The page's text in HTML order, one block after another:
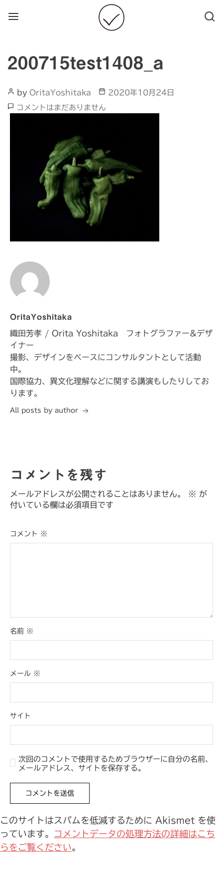
Menu Search
200715test1408_a
PostbyOritaYoshitaka
Post2020年10月24日
200715test1408_a
コメントはまだありません
OritaYoshitaka
織田芳孝 / Orita Yoshitaka フォトグラファー&デザ
イナー
撮影、デザインをベースにコンサルタントとして活動
中。
国際協力、異文化理解などに関する講演もしたりしてお
ります。
All posts by author
コメントを残す
メールアドレスが公開されることはありません。 ※ が
付いている欄は必須項目です
コメント ※
名前 ※
メール ※
サイト
次回のコメントで使用するためブラウザーに自分の名前、
メールアドレス、サイトを保存する。
このサイトはスパムを低減するために Akismet を使
っています。
コメントデータの処理方法の詳細はこち
らをご覧ください。